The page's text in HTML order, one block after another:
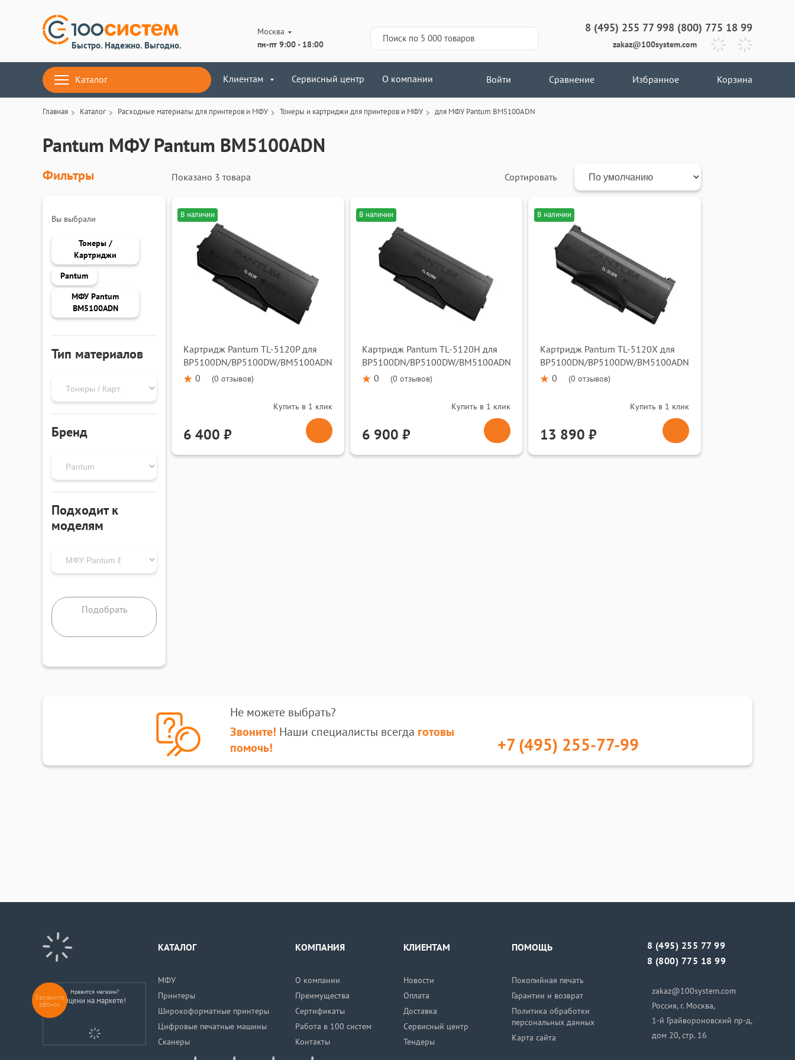
Быстро. Надежно. Выгодно.
Москва
пн-пт 9:00 - 18:00
8 (495) 255 77 998 (800) 775 18 99
zakaz@100system.com
Каталог Клиентам Сервисный центр О компании Войти Сравнение Избранное Корзина
Главная Каталог Расходные материалы для принтеров и МФУ Тонеры и картриджи для принтеров и МФУ для МФУ Pantum BM5100ADN
Pantum МФУ Pantum BM5100ADN
Фильтры
Вы выбрали
Тонеры /
Картриджи
Pantum
МФУ Pantum
BM5100ADN
Тип материалов
Бренд
Подходит к
моделям
Подобрать
Показано 3 товара Сортировать
В наличии
Картридж Pantum TL-5120P для
BP5100DN/BP5100DW/BM5100ADN/BM5100ADW
0
(0 отзывов)
Купить в 1 клик
6 400 ₽
В наличии
Картридж Pantum TL-5120H для
BP5100DN/BP5100DW/BM5100ADN/BM5100ADW
0
(0 отзывов)
Купить в 1 клик
6 900 ₽
В наличии
Картридж Pantum TL-5120X для
BP5100DN/BP5100DW/BM5100ADN/BM5100ADW
0
(0 отзывов)
Купить в 1 клик
13 890 ₽
Не можете выбрать?
Звоните! Наши специалисты всегда готовы
помочь!
+7 (495) 255-77-99
Нравится магазин?
Оцени на маркете!
КАТАЛОГ
МФУ
Принтеры
Широкоформатные принтеры
Цифровые печатные машины
Сканеры
КОМПАНИЯ
О компании
Преимущества
Сертификаты
Работа в 100 систем
Контакты
КЛИЕНТАМ
Новости
Оплата
Доставка
Сервисный центр
Тендеры
ПОМОЩЬ
Покопийная печать
Гарантии и возврат
Политика обработки
персональных данных
Карта сайта
8 (495) 255 77 99
8 (800) 775 18 99
zakaz@100system.com
Россия, г. Москва,
1-й Грайвороновский пр-д,
дом 20, стр. 16
Закажите
звонок